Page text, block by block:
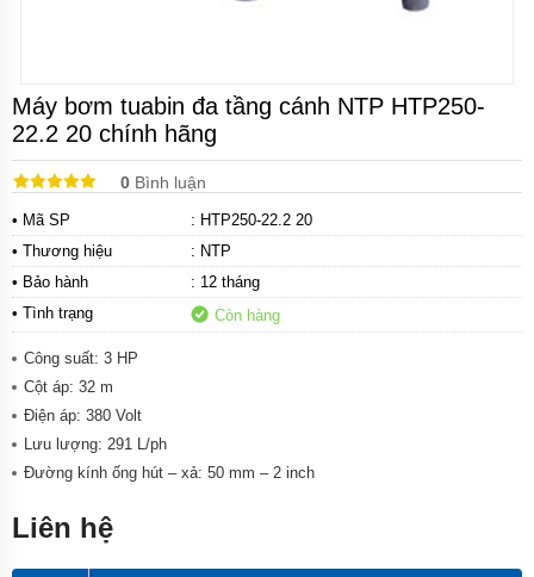
Bơm
bán
không
Máy
bơm
ly
tâm
Máy
bơm
gia
đình
Máy
bơm
công
nghiệp
Máy
bơm
Máy bơm tuabin đa tầng cánh NTP HTP250-
22.2 20 chính hãng
0 Bình luận
• Mã SP
: HTP250-22.2 20
• Thương hiệu
: NTP
• Bảo hành
: 12 tháng
• Tình trạng
Còn hàng
Công suất: 3 HP
Cột áp: 32 m
Điện áp: 380 Volt
Lưu lượng: 291 L/ph
Đường kính ống hút – xả: 50 mm – 2 inch
Liên hệ